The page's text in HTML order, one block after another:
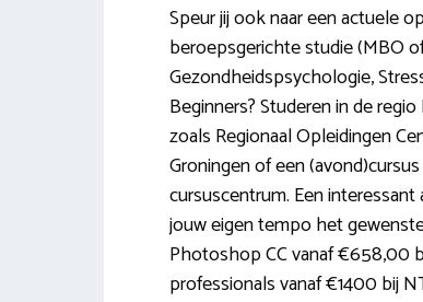
Speur jij ook naar een actuele
beroepsgerichte studie (MBO
Gezondheidspsychologie,
Beginners? Studeren in de
zoals Regionaal Opleidingen
Groningen of een
cursuscentrum. Een
jouw eigen tempo het
Photoshop CC vanaf €658,00
professionals vanaf €1400 bij